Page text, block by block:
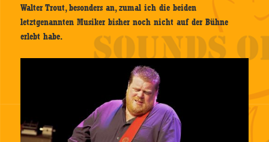
Walter Trout, besonders an, zumal ich die beiden
letztgenannten Musiker bisher noch nicht auf der Bühne
erlebt habe.